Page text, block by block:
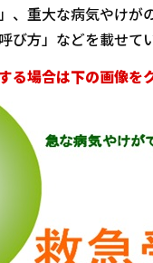
、重大な病気やけ
び方」などを載せて
る場合は下の画像を